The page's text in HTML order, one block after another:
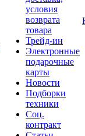
условия
возврата
товара
Трейд-ин
Электронные
подарочные
карты
Новости
Подборки
техники
Соц.
контракт